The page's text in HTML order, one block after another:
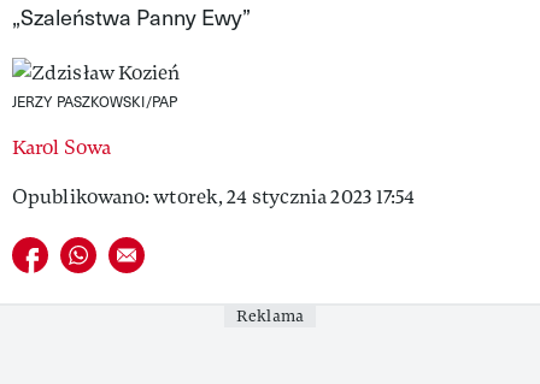
Wideo
Nasze akcje
„Szaleństwa Panny Ewy”
JERZY PASZKOWSKI/PAP
Karol Sowa
Opublikowano: wtorek, 24 stycznia 2023 17:54
Udostępnij na facebook
Udostępnij na whatsapp
E-mail do przyjaciela
Reklama